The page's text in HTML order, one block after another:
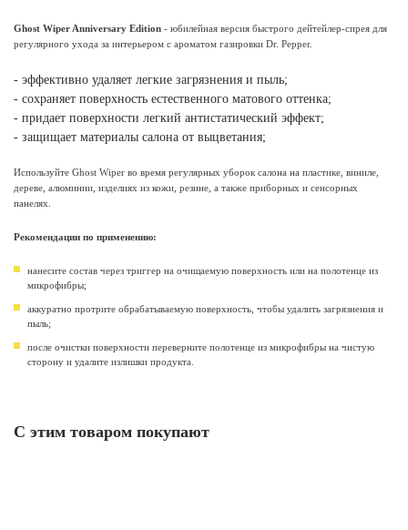
Ghost Wiper Anniversary Edition - юбилейная версия быстрого дейтейлер-спрея для
регулярного ухода за интерьером с ароматом газировки Dr. Pepper.
- эффективно удаляет легкие загрязнения и пыль;
- сохраняет поверхность естественного матового оттенка;
- придает поверхности легкий антистатический эффект;
- защищает материалы салона от выцветания;
Используйте Ghost Wiper во время регулярных уборок салона на пластике, виниле,
дереве, алюминии, изделиях из кожи, резине, а также приборных и сенсорных
панелях.
Рекомендации по применению:
нанесите состав через триггер на очищаемую поверхность или на полотенце из
микрофибры;
аккуратно протрите обрабатываемую поверхность, чтобы удалить загрязнения и
пыль;
после очистки поверхности переверните полотенце из микрофибры на чистую
сторону и удалите излишки продукта.
С этим товаром покупают